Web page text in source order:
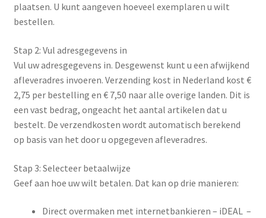
Garantie
Leveringsvoorwaarden
Mijn Account
Privacy policy
Projecten
Shop
plaatsen. U kunt aangeven hoeveel exemplaren u wilt
bestellen.
Stap 2: Vul adresgegevens in
Vul uw adresgegevens in. Desgewenst kunt u een afwijkend
afleveradres invoeren. Verzending kost in Nederland kost €
2,75 per bestelling en € 7,50 naar alle overige landen. Dit is
een vast bedrag, ongeacht het aantal artikelen dat u
bestelt. De verzendkosten wordt automatisch berekend
op basis van het door u opgegeven afleveradres.
Stap 3: Selecteer betaalwijze
Geef aan hoe uw wilt betalen. Dat kan op drie manieren:
Direct overmaken met internetbankieren – iDEAL –